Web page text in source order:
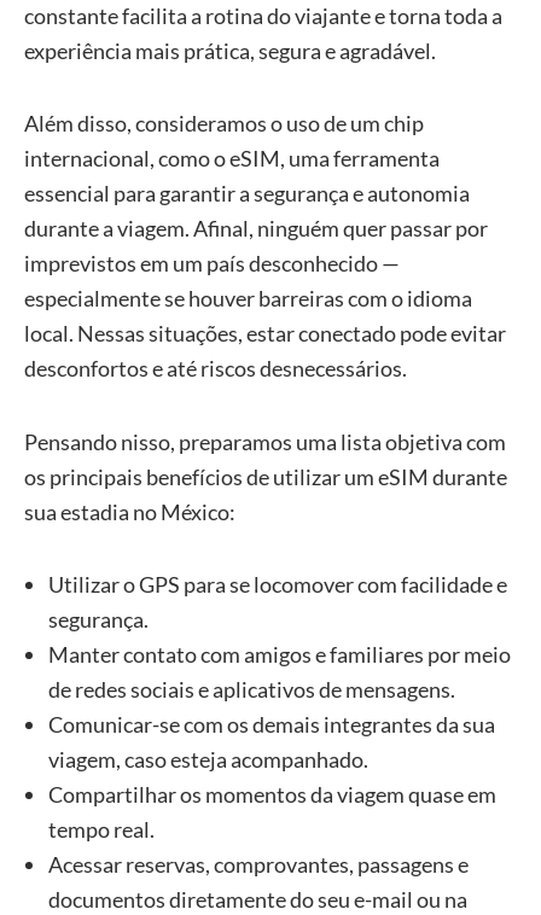
constante facilita a rotina do viajante e torna toda a
experiência mais prática, segura e agradável.
Além disso, consideramos o uso de um chip
internacional, como o eSIM, uma ferramenta
essencial para garantir a segurança e autonomia
durante a viagem. Afinal, ninguém quer passar por
imprevistos em um país desconhecido —
especialmente se houver barreiras com o idioma
local. Nessas situações, estar conectado pode evitar
desconfortos e até riscos desnecessários.
Pensando nisso, preparamos uma lista objetiva com
os principais benefícios de utilizar um eSIM durante
sua estadia no México:
Utilizar o GPS para se locomover com facilidade e
segurança.
Manter contato com amigos e familiares por meio
de redes sociais e aplicativos de mensagens.
Comunicar-se com os demais integrantes da sua
viagem, caso esteja acompanhado.
Compartilhar os momentos da viagem quase em
tempo real.
Acessar reservas, comprovantes, passagens e
documentos diretamente do seu e-mail ou na